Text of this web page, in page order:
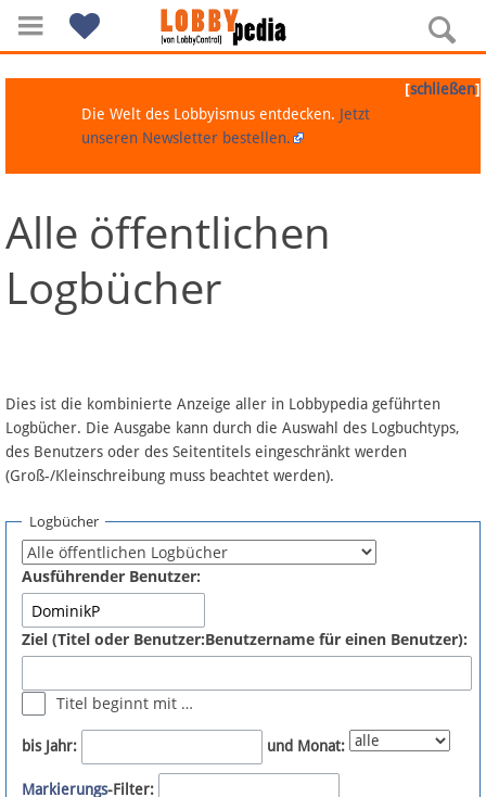
Navigation
Über Lobbypedia
Artikel nach Kategorien
FAQ
Fördermitglied werden
Fehler melden
Newsletter
Bluesky
[schließen]
Die Welt des Lobbyismus entdecken. Jetzt
unseren Newsletter bestellen.
Alle öffentlichen
Logbücher
Dies ist die kombinierte Anzeige aller in Lobbypedia geführten
Logbücher. Die Ausgabe kann durch die Auswahl des Logbuchtyps,
des Benutzers oder des Seitentitels eingeschränkt werden
(Groß-/Kleinschreibung muss beachtet werden).
Logbücher
Ausführender Benutzer:
Ziel (Titel oder Benutzer:Benutzername für einen Benutzer):
Titel beginnt mit …
bis Jahr: und Monat:
Markierungs-Filter: